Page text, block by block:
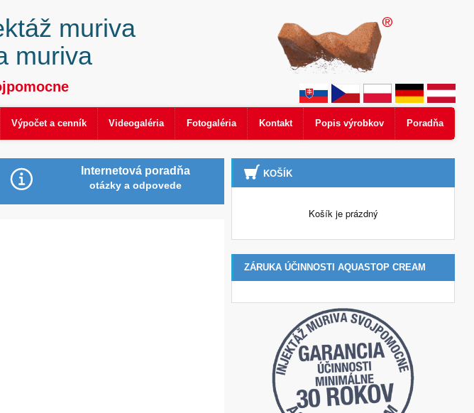
Výpočet a cenník Videogaléria Fotogaléria Kontakt Popis výrobkov Poradňa
muriva
muriva
Internetová poradňa
otázky a odpovede
KOŠÍK
Košík je prázdný
ZÁRUKA ÚČINNOSTI AQUASTOP CREAM